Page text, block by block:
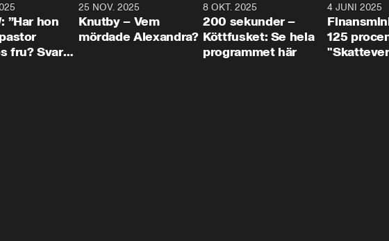
”Har hon
fru? Svar
31:05
25 NOV. 2025
Knutby – Vem
mördade Alexandra?
4:29
8 OKT. 2025
200 sekunder –
Köttfusket: Se hela
programmet här
4 JUNI 2025
125